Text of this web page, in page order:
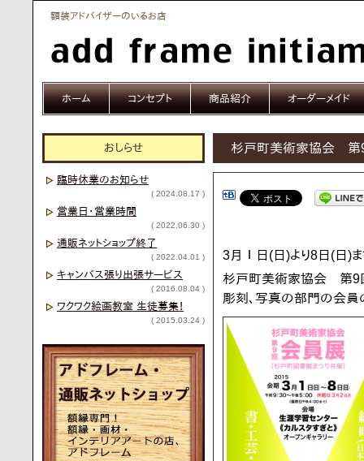
額装アドバイザーのいるお店
ホーム コンセプト 商品紹介 オーダーメイド
杉戸町美術家協会 第
3月Ⅰ日(日)より8日(日)ま
杉戸町美術家協会 第9回
彫刻、写真の部門の会員
おしらせ
臨時休業のお知らせ
( 2024.08.17 )
営業日・営業時間
( 2022.06.30 )
通販ネットショップ終了
( 2022.04.01 )
キャンバス張り出張サービス
( 2016.08.04 )
ワクワク絵画教室 生徒募集！
( 2015.03.24 )